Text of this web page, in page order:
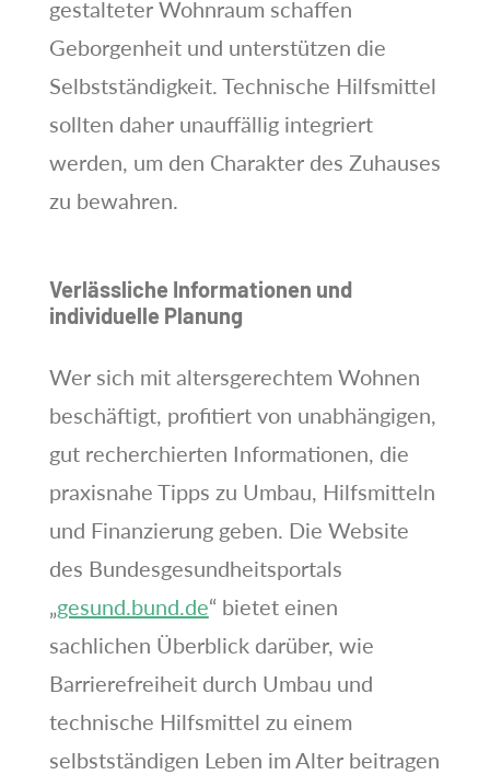
gestalteter Wohnraum schaffen
Geborgenheit und unterstützen die
Selbstständigkeit. Technische Hilfsmittel
sollten daher unauffällig integriert
werden, um den Charakter des Zuhauses
zu bewahren.
Verlässliche Informationen und
individuelle Planung
Wer sich mit altersgerechtem Wohnen
beschäftigt, profitiert von unabhängigen,
gut recherchierten Informationen, die
praxisnahe Tipps zu Umbau, Hilfsmitteln
und Finanzierung geben. Die Website
des Bundesgesundheitsportals
„gesund.bund.de“ bietet einen
sachlichen Überblick darüber, wie
Barrierefreiheit durch Umbau und
technische Hilfsmittel zu einem
selbstständigen Leben im Alter beitragen